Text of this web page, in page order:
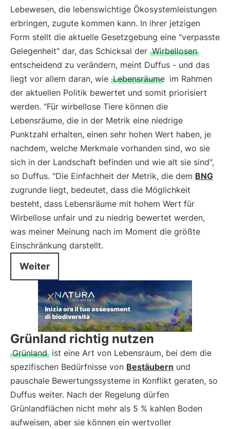
Lebewesen, die lebenswichtige Ökosystemleistungen
erbringen, zugute kommen kann. In ihrer jetzigen
Form stellt die aktuelle Gesetzgebung eine "verpasste
Gelegenheit" dar, das Schicksal der Wirbellosen
entscheidend zu verändern, meint Duffus - und das
liegt vor allem daran, wie Lebensräume im Rahmen
der aktuellen Politik bewertet und somit priorisiert
werden. "Für wirbellose Tiere können die
Lebensräume, die in der Metrik eine niedrige
Punktzahl erhalten, einen sehr hohen Wert haben, je
nachdem, welche Merkmale vorhanden sind, wo sie
sich in der Landschaft befinden und wie alt sie sind",
so Duffus. "Die Einfachheit der Metrik, die dem BNG
zugrunde liegt, bedeutet, dass die Möglichkeit
besteht, dass Lebensräume mit hohem Wert für
Wirbellose unfair und zu niedrig bewertet werden,
was meiner Meinung nach im Moment die größte
Einschränkung darstellt.
Weiter
Grünland richtig nutzen
Grünland ist eine Art von Lebensraum, bei dem die
spezifischen Bedürfnisse von Bestäubern und
pauschale Bewertungssysteme in Konflikt geraten, so
Duffus weiter. Nach der Regelung dürfen
Grünlandflächen nicht mehr als 5 % kahlen Boden
aufweisen, aber sie können ein wertvoller